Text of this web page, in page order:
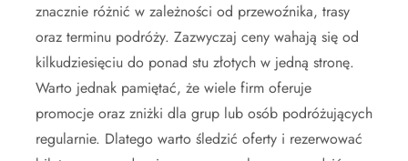
znacznie różnić w zależności od przewoźnika, trasy
oraz terminu podróży. Zazwyczaj ceny wahają się od
kilkudziesięciu do ponad stu złotych w jedną stronę.
Warto jednak pamiętać, że wiele firm oferuje
promocje oraz zniżki dla grup lub osób podróżujących
regularnie. Dlatego warto śledzić oferty i rezerwować